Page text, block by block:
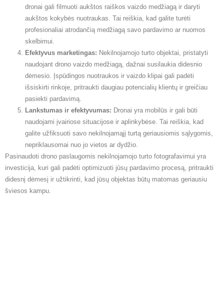
dronai gali filmuoti aukštos raiškos vaizdo medžiagą ir daryti
aukštos kokybės nuotraukas. Tai reiškia, kad galite turėti
profesionaliai atrodančią medžiagą savo pardavimo ar nuomos
skelbimui.
Efektyvus marketingas: Nekilnojamojo turto objektai, pristatyti
naudojant drono vaizdo medžiagą, dažnai susilaukia didesnio
dėmesio. Įspūdingos nuotraukos ir vaizdo klipai gali padėti
išsiskirti rinkoje, pritraukti daugiau potencialių klientų ir greičiau
pasiekti pardavimą.
Lankstumas ir efektyvumas: Dronai yra mobilūs ir gali būti
naudojami įvairiose situacijose ir aplinkybėse. Tai reiškia, kad
galite užfiksuoti savo nekilnojamąjį turtą geriausiomis sąlygomis,
nepriklausomai nuo jo vietos ar dydžio.
Pasinaudoti drono paslaugomis nekilnojamojo turto fotografavimui yra
investicija, kuri gali padėti optimizuoti jūsų pardavimo procesą, pritraukti
didesnį dėmesį ir užtikrinti, kad jūsų objektas būtų matomas geriausiu
šviesos kampu.